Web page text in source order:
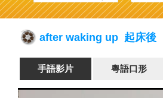
after waking up 起床後
手語影片 粵語口形